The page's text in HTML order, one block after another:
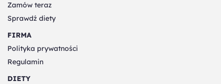
Zamów teraz
Sprawdź diety
FIRMA
Polityka prywatności
Regulamin
DIETY